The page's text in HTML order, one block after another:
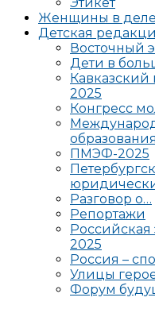
Женщины в деле
Детская
Восточный
Дети в
2025
Конгресс
ПМЭФ-2025
Разговор о…
Репортажи
Российская
2025
Россия –
Улицы
Форум